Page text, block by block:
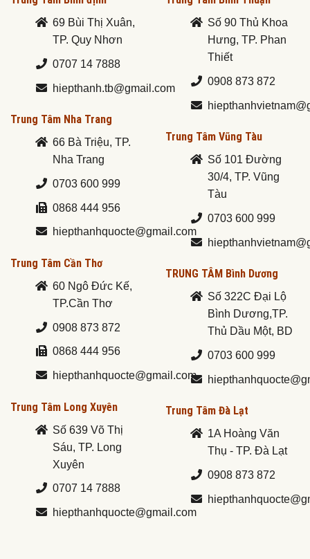
69 Bùi Thị Xuân,
TP. Quy Nhơn
0707 14 7888
hiepthanh.tb@gmail.com
Trung Tâm Nha Trang
66 Bà Triệu, TP.
Nha Trang
0703 600 999
0868 444 956
hiepthanhquocte@gmail.com
Trung Tâm Cần Thơ
60 Ngô Đức Kế,
TP.Cần Thơ
0908 873 872
0868 444 956
hiepthanhquocte@gmail.com
Trung Tâm Long Xuyên
Số 639 Võ Thị
Sáu, TP. Long
Xuyên
0707 14 7888
hiepthanhquocte@gmail.com
Số 90 Thủ Khoa
Hưng, TP. Phan
Thiết
0908 873 872
Trung Tâm Vũng Tàu
Số 101 Đường
30/4, TP. Vũng
Tàu
0703 600 999
TRUNG TÂM Bình Dương
Số 322C Đại Lộ
Bình Dương,TP.
Thủ Dầu Một, BD
0703 600 999
Trung Tâm Đà Lạt
1A Hoàng Văn
Thụ - TP. Đà Lạt
0908 873 872